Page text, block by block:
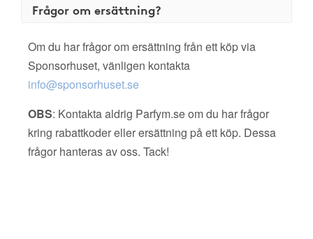
Frågor om ersättning?
Om du har frågor om ersättning från ett köp via
Sponsorhuset, vänligen kontakta
info@sponsorhuset.se
OBS: Kontakta aldrig Parfym.se om du har frågor
kring rabattkoder eller ersättning på ett köp. Dessa
frågor hanteras av oss. Tack!